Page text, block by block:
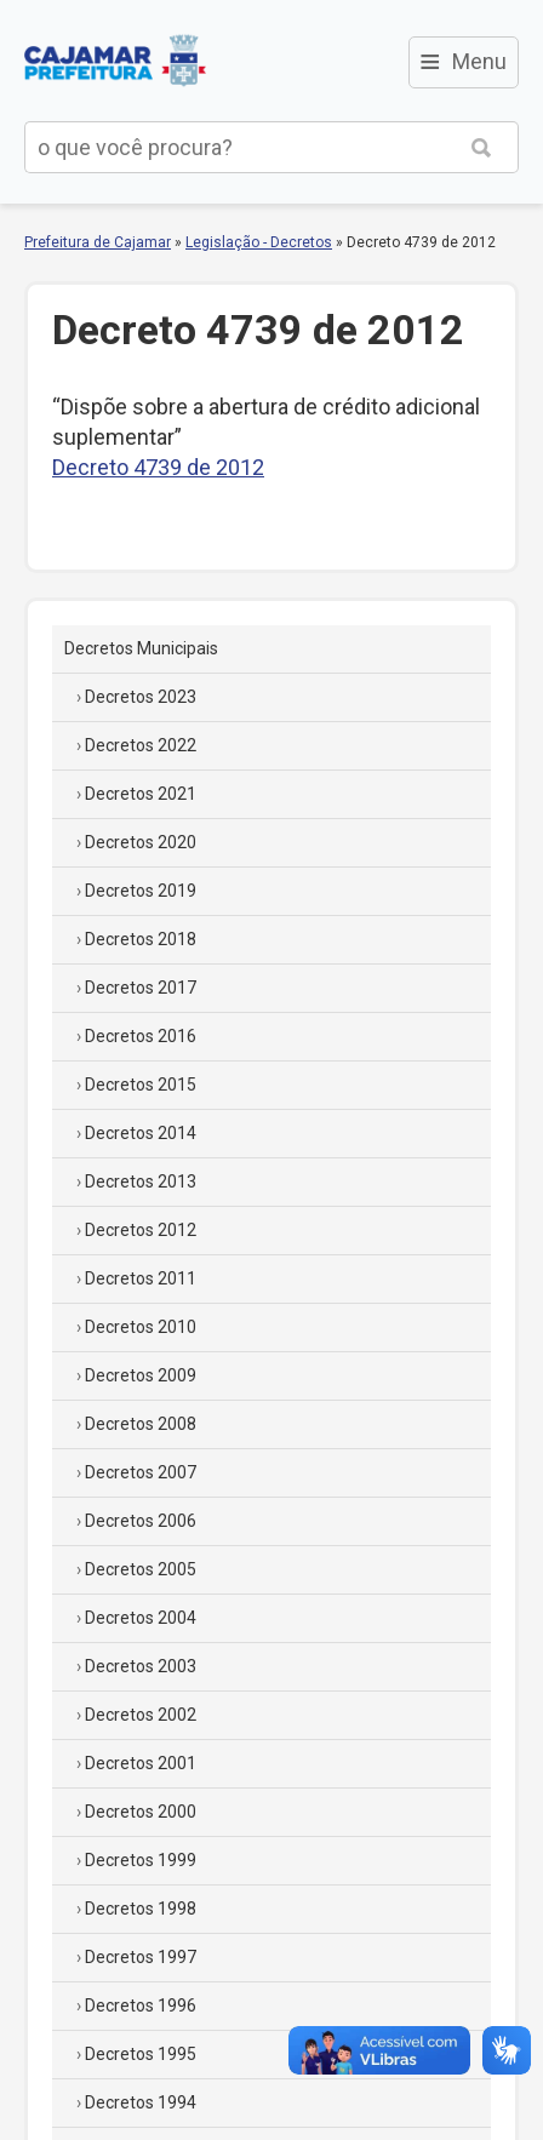
≡ Menu
Prefeitura de Cajamar » Legislação - Decretos » Decreto 4739 de 2012
Decreto 4739 de 2012
“Dispõe sobre a abertura de crédito adicional
suplementar”
Decreto 4739 de 2012
Decretos Municipais
Decretos 2023
Decretos 2022
Decretos 2021
Decretos 2020
Decretos 2019
Decretos 2018
Decretos 2017
Decretos 2016
Decretos 2015
Decretos 2014
Decretos 2013
Decretos 2012
Decretos 2011
Decretos 2010
Decretos 2009
Decretos 2008
Decretos 2007
Decretos 2006
Decretos 2005
Decretos 2004
Decretos 2003
Decretos 2002
Decretos 2001
Decretos 2000
Decretos 1999
Decretos 1998
Decretos 1997
Decretos 1996
Decretos 1995
Decretos 1994